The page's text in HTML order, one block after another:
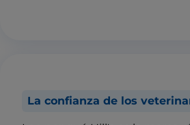
La confianza de los